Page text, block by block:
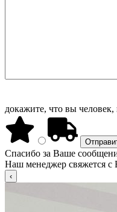
докажите, что вы человек,
Спасибо за Ваше
Наш менеджер свяжется